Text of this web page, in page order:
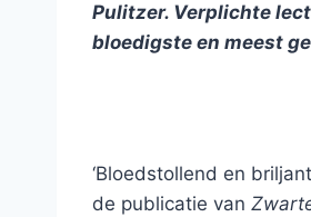
Pulitzer. Verplichte
bloedigste en meest
‘Bloedstollend en
de publicatie van